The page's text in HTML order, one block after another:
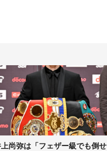
尚弥は「フェザー級でも倒せ